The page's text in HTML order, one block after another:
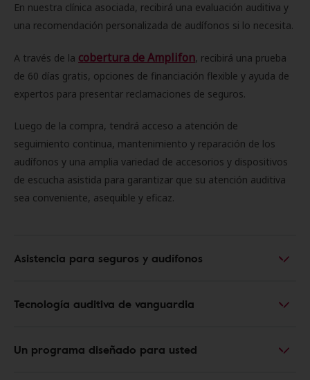
En nuestra clínica asociada, recibirá una evaluación auditiva y
una recomendación personalizada de audífonos si lo necesita.
A través de la cobertura de Amplifon, recibirá una prueba
de 60 días gratis, opciones de financiación flexible y ayuda de
expertos para presentar reclamaciones de seguros.
Luego de la compra, tendrá acceso a atención de
seguimiento continua, mantenimiento y reparación de los
audífonos y una amplia variedad de accesorios y dispositivos
de escucha asistida para garantizar que su atención auditiva
sea conveniente, asequible y eficaz.
Asistencia para seguros y audífonos
Tecnología auditiva de vanguardia
Un programa diseñado para usted